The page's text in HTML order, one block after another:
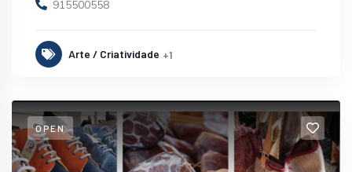
915500558
Arte / Criatividade +1
OPEN